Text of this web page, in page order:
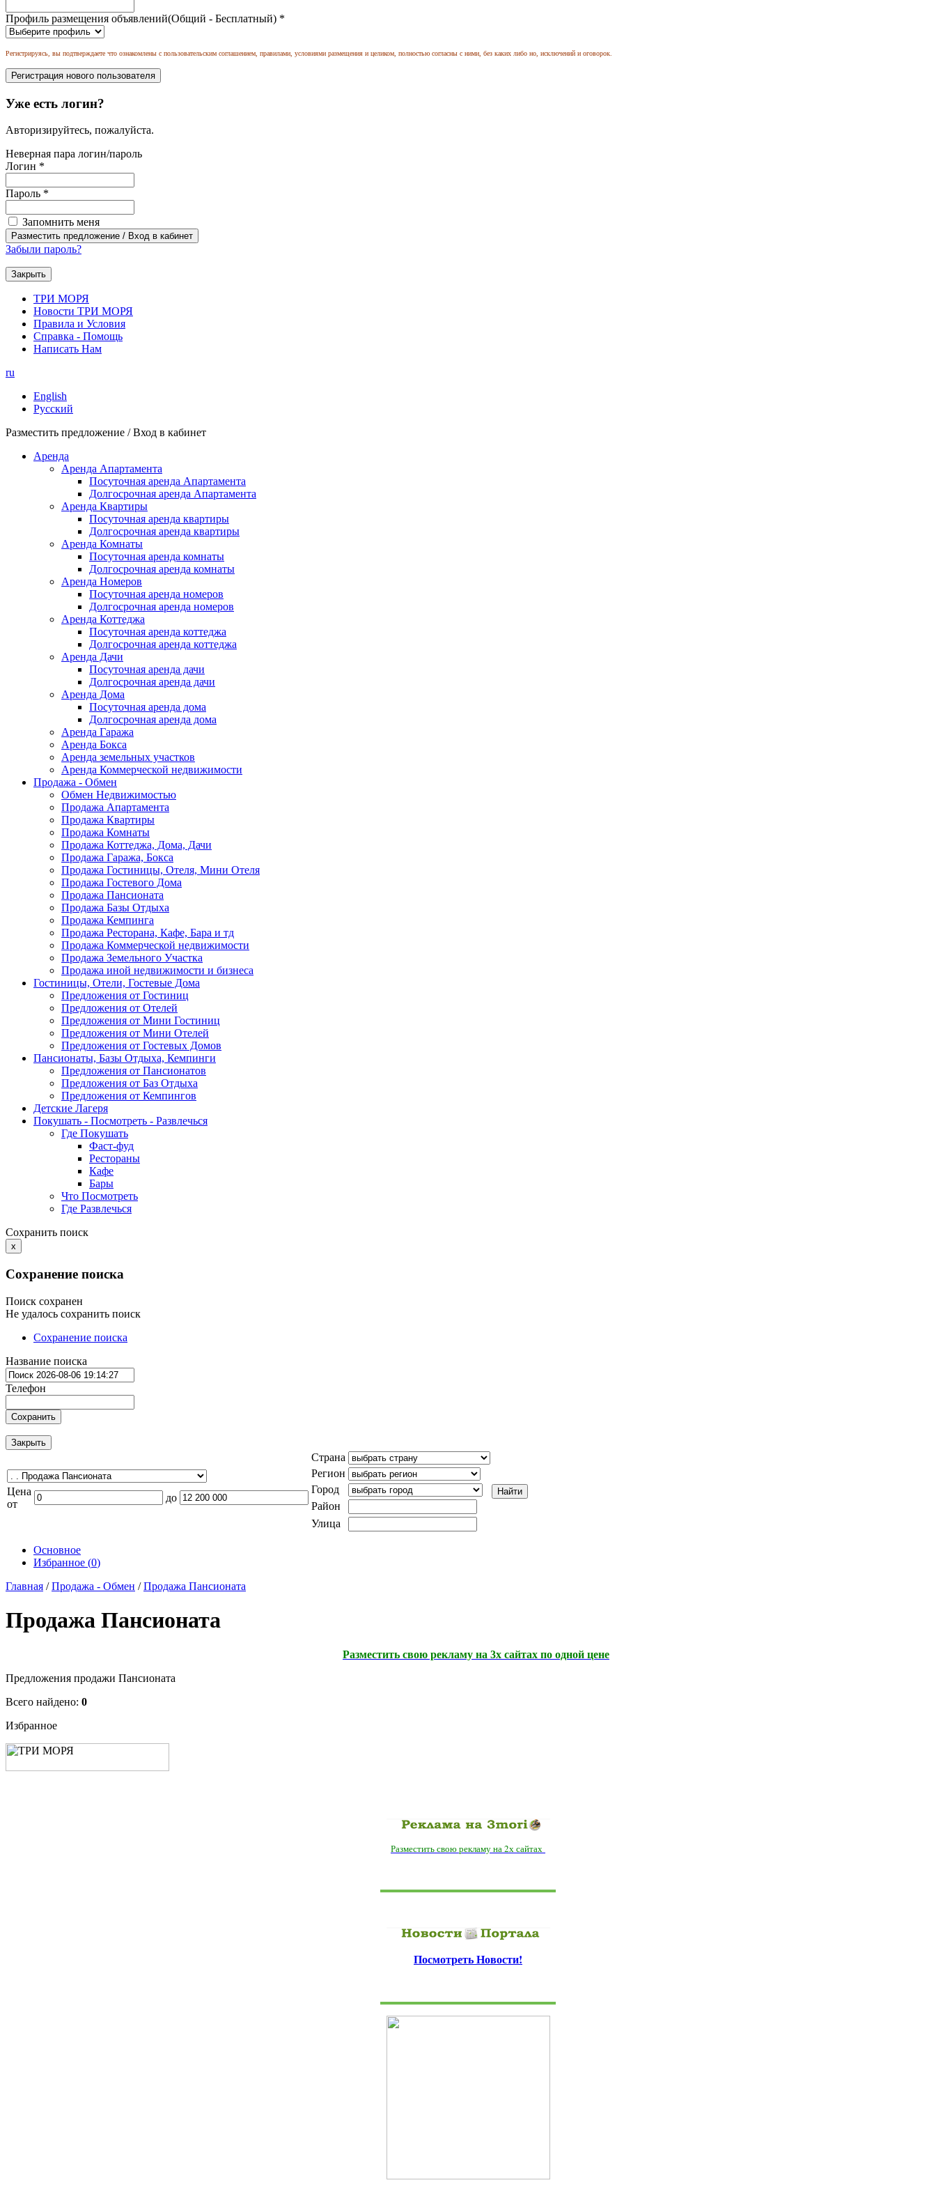
Профиль размещения объявлений(Общий - Бесплатный) *
Регистрируясь, вы подтверждаете что ознакомлены с пользовательским соглашением, правилами, условиями размещения и целиком, полностью согласны с ними, без каких либо но, исключений и оговорок.
Уже есть логин?
Авторизируйтесь, пожалуйста.
Неверная пара логин/пароль
Логин *
Пароль *
Запомнить меня
Забыли пароль?
Закрыть
ТРИ МОРЯ
Новости ТРИ МОРЯ
Правила и Условия
Справка - Помощь
Написать Нам
ru
English
Русский
Разместить предложение / Вход в кабинет
Аренда
Аренда Апартамента
Посуточная аренда Апартамента
Долгосрочная аренда Апартамента
Аренда Квартиры
Посуточная аренда квартиры
Долгосрочная аренда квартиры
Аренда Комнаты
Посуточная аренда комнаты
Долгосрочная аренда комнаты
Аренда Номеров
Посуточная аренда номеров
Долгосрочная аренда номеров
Аренда Коттеджа
Посуточная аренда коттеджа
Долгосрочная аренда коттеджа
Аренда Дачи
Посуточная аренда дачи
Долгосрочная аренда дачи
Аренда Дома
Посуточная аренда дома
Долгосрочная аренда дома
Аренда Гаража
Аренда Бокса
Аренда земельных участков
Аренда Коммерческой недвижимости
Продажа - Обмен
Обмен Недвижимостью
Продажа Апартамента
Продажа Квартиры
Продажа Комнаты
Продажа Коттеджа, Дома, Дачи
Продажа Гаража, Бокса
Продажа Гостиницы, Отеля, Мини Отеля
Продажа Гостевого Дома
Продажа Пансионата
Продажа Базы Отдыха
Продажа Кемпинга
Продажа Ресторана, Кафе, Бара и тд
Продажа Коммерческой недвижимости
Продажа Земельного Участка
Продажа иной недвижимости и бизнеса
Гостиницы, Отели, Гостевые Дома
Предложения от Гостиниц
Предложения от Отелей
Предложения от Мини Гостиниц
Предложения от Мини Отелей
Предложения от Гостевых Домов
Пансионаты, Базы Отдыха, Кемпинги
Предложения от Пансионатов
Предложения от Баз Отдыха
Предложения от Кемпингов
Детские Лагеря
Покушать - Посмотреть - Развлечься
Где Покушать
Фаст-фуд
Рестораны
Кафе
Бары
Что Посмотреть
Где Развлечься
Сохранить поиск
x
Сохранение поиска
Поиск сохранен
Не удалось сохранить поиск
Сохранение поиска
Название поиска
Телефон
Сохранить
Закрыть
Цена
от
до
Страна
Регион
Город
Район
Улица
Основное
Избранное (0)
Главная /Продажа - Обмен /Продажа Пансионата
Продажа Пансионата
Разместить свою рекламу на 3х сайтах по одной цене
Предложения продажи Пансионата
Всего найдено: 0
Избранное
Разместить свою рекламу на 2х сайтах
Посмотреть Новости!